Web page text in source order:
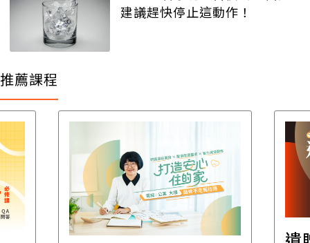
建議趕快停止這動作！
推薦課程